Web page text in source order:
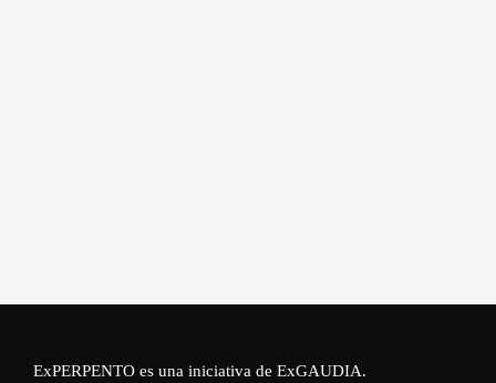
ExPERPENTO es una iniciativa de ExGAUDIA.